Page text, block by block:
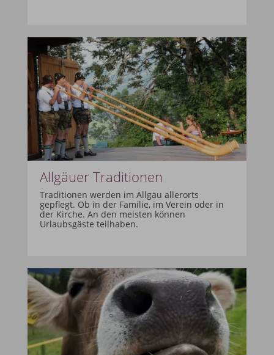
Allgäuer Traditionen
Traditionen werden im Allgäu allerorts
gepflegt. Ob in der Familie, im Verein oder in
der Kirche. An den meisten können
Urlaubsgäste teilhaben.